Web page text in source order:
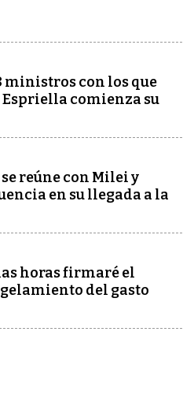
ministros con los que
comienza su
reúne con Milei y
en su llegada a la
horas firmaré el
del gasto